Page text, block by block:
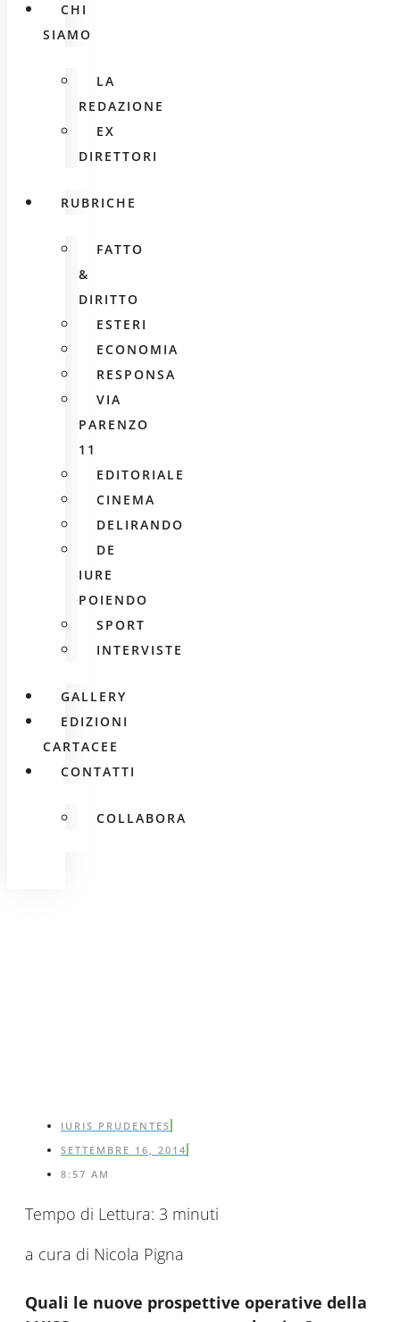
CHI
SIAMO
LA
REDAZIONE
EX
DIRETTORI
RUBRICHE
FATTO
&
DIRITTO
ESTERI
ECONOMIA
RESPONSA
VIA
PARENZO
11
EDITORIALE
CINEMA
DELIRANDO
DE
IURE
POIENDO
SPORT
INTERVISTE
GALLERY
EDIZIONI
CARTACEE
CONTATTI
COLLABORA
IURIS PRUDENTES
SETTEMBRE 16, 2014
8:57 AM
Tempo di Lettura: 3 minuti
a cura di Nicola Pigna
Quali le nuove prospettive operative della